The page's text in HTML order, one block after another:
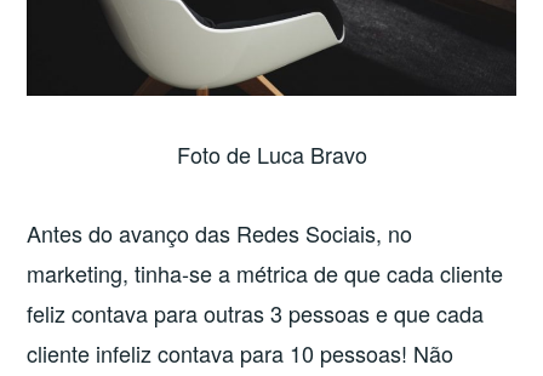
Foto de Luca Bravo
Antes do avanço das Redes Sociais, no
marketing, tinha-se a métrica de que cada cliente
feliz contava para outras 3 pessoas e que cada
cliente infeliz contava para 10 pessoas! Não